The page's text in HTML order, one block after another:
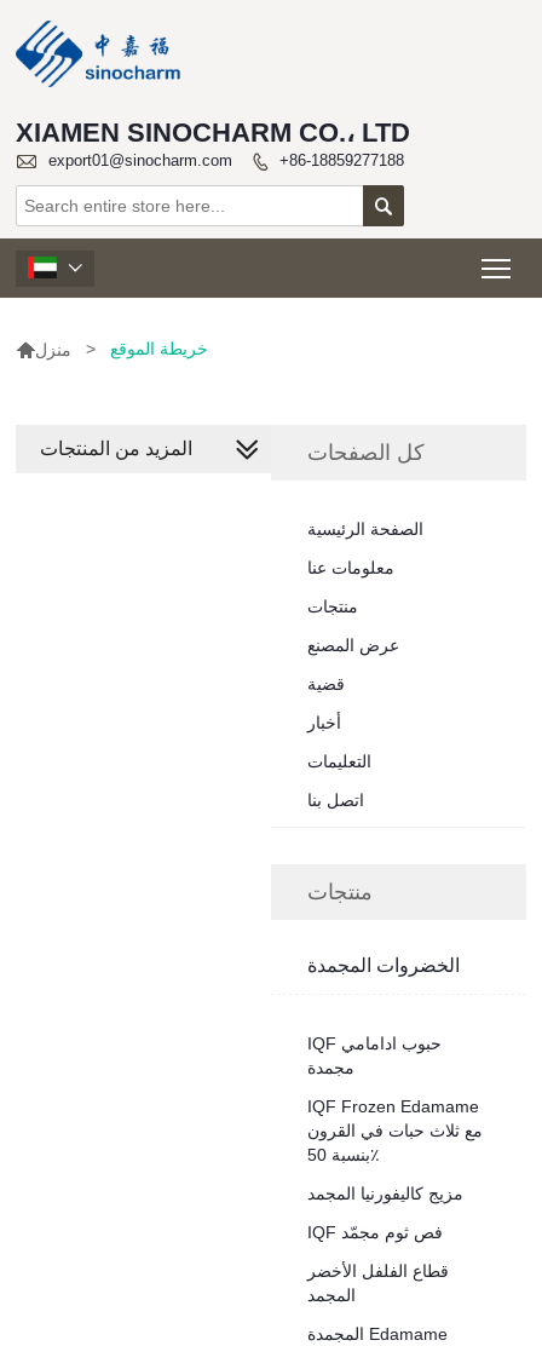
XIAMEN SINOCHARM CO.، LTD
 export01@sinocharm.com  +86-18859277188


منزل > خريطة الموقع
كل الصفحات
الصفحة الرئيسية
معلومات عنا
منتجات
عرض المصنع
قضية
أخبار
التعليمات
اتصل بنا
منتجات
الخضروات المجمدة
IQF حبوب ادامامي
مجمدة
IQF Frozen Edamame
مع ثلاث حبات في القرون
بنسبة 50٪
مزيج كاليفورنيا المجمد
IQF فص ثوم مجمّد
قطاع الفلفل الأخضر
المجمد
المجمدة Edamame
المزيد من المنتجات